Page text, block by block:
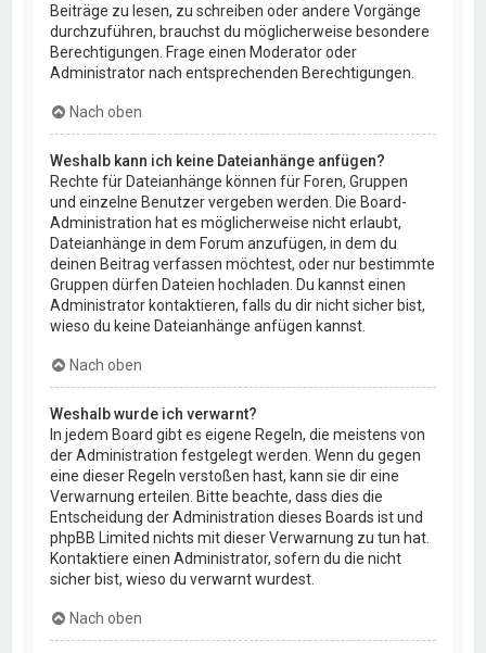
Beiträge zu lesen, zu schreiben oder andere Vorgänge
durchzuführen, brauchst du möglicherweise besondere
Berechtigungen. Frage einen Moderator oder
Administrator nach entsprechenden Berechtigungen.
Nach oben
Weshalb kann ich keine Dateianhänge anfügen?
Rechte für Dateianhänge können für Foren, Gruppen
und einzelne Benutzer vergeben werden. Die Board-
Administration hat es möglicherweise nicht erlaubt,
Dateianhänge in dem Forum anzufügen, in dem du
deinen Beitrag verfassen möchtest, oder nur bestimmte
Gruppen dürfen Dateien hochladen. Du kannst einen
Administrator kontaktieren, falls du dir nicht sicher bist,
wieso du keine Dateianhänge anfügen kannst.
Nach oben
Weshalb wurde ich verwarnt?
In jedem Board gibt es eigene Regeln, die meistens von
der Administration festgelegt werden. Wenn du gegen
eine dieser Regeln verstoßen hast, kann sie dir eine
Verwarnung erteilen. Bitte beachte, dass dies die
Entscheidung der Administration dieses Boards ist und
phpBB Limited nichts mit dieser Verwarnung zu tun hat.
Kontaktiere einen Administrator, sofern du die nicht
sicher bist, wieso du verwarnt wurdest.
Nach oben